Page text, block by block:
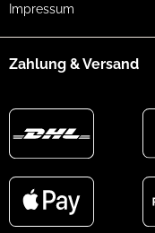
Impressum
Zahlung & Versand